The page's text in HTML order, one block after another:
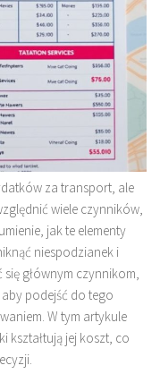
za transport, ale
wiele czynników,
jak te elementy
niespodzianek i
głównym czynnikom,
podejść do tego
W tym artykule
kształtują jej koszt, co